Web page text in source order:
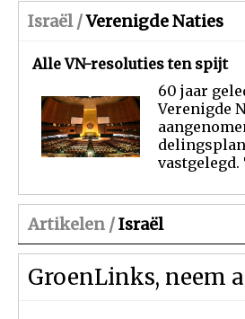
Israël /Verenigde Naties
Alle VN-resoluties ten spijt
60 jaar
Verenigde
vastgelegd.
Artikelen /Israël
GroenLinks, neem